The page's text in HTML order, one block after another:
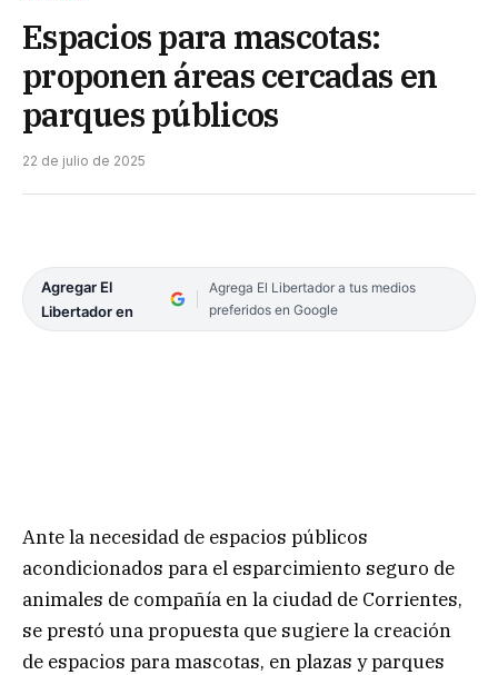
Espacios para mascotas:
proponen áreas cercadas en
parques públicos
22 de julio de 2025
Agregar El
Libertador en
Agrega El Libertador a tus medios
preferidos en Google
Ante la necesidad de espacios públicos
acondicionados para el esparcimiento seguro de
animales de compañía en la ciudad de Corrientes,
se prestó una propuesta que sugiere la creación
de espacios para mascotas, en plazas y parques